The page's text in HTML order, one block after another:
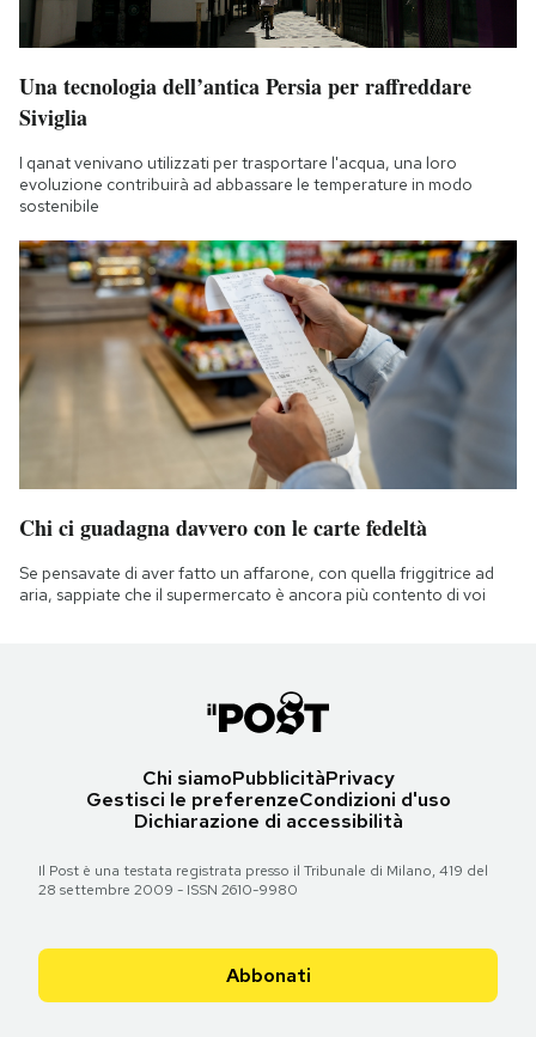
Una tecnologia dell’antica Persia per raffreddare
Siviglia
I qanat venivano utilizzati per trasportare l'acqua, una loro
evoluzione contribuirà ad abbassare le temperature in modo
sostenibile
Chi ci guadagna davvero con le carte fedeltà
Se pensavate di aver fatto un affarone, con quella friggitrice ad
aria, sappiate che il supermercato è ancora più contento di voi
Chi siamoPubblicitàPrivacy
Gestisci le preferenzeCondizioni d'uso
Dichiarazione di accessibilità
Il Post è una testata registrata presso il Tribunale di Milano, 419 del
28 settembre 2009 - ISSN 2610-9980
Abbonati